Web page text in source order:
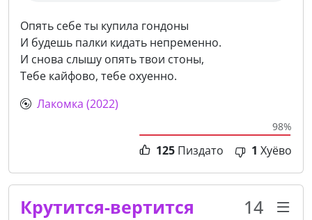
Опять себе ты купила гондоны
И будешь палки кидать непременно.
И снова слышу опять твои стоны,
​Тебе кайфово, тебе охуенно.
Лакомка (2022)
98%
125 Пиздато 1 Хуёво
Крутится-вертится 14